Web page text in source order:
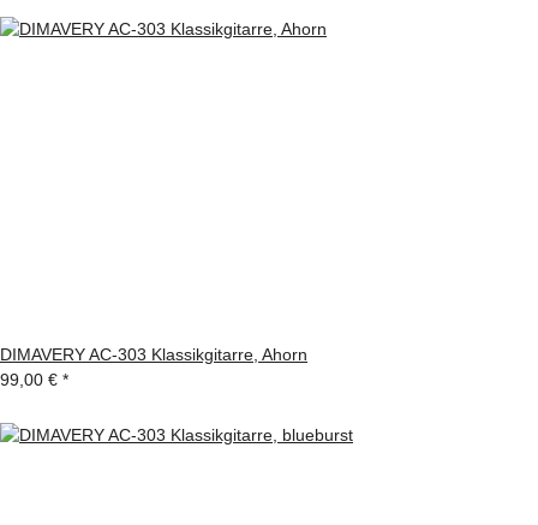
DIMAVERY AC-303 Klassikgitarre, Ahorn
99,00 € *